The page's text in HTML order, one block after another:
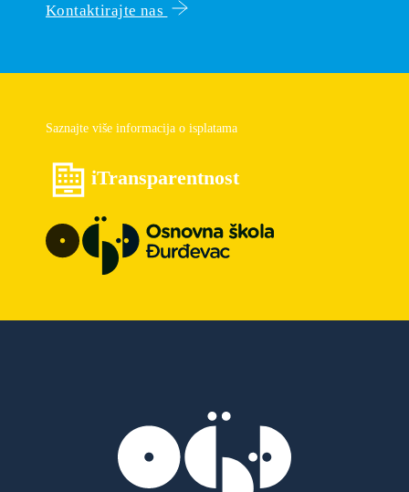
Kontaktirajte nas
Saznajte više informacija o isplatama
iTransparentnost